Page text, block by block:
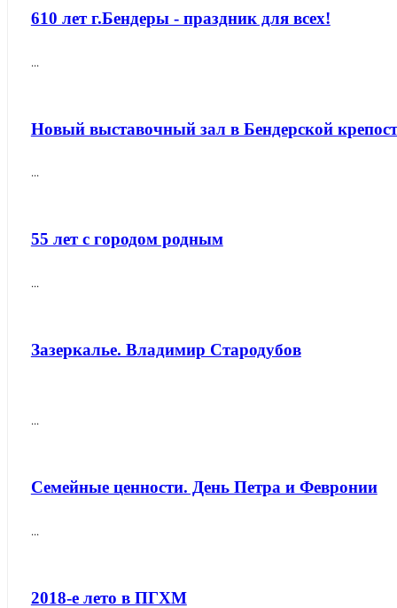
610 лет г.Бендеры - праздник для всех!
...
Новый выставочный зал в Бендерской
...
55 лет с городом родным
...
Зазеркалье. Владимир Стародубов
...
Семейные ценности. День Петра и Февронии
...
2018-е лето в ПГХМ